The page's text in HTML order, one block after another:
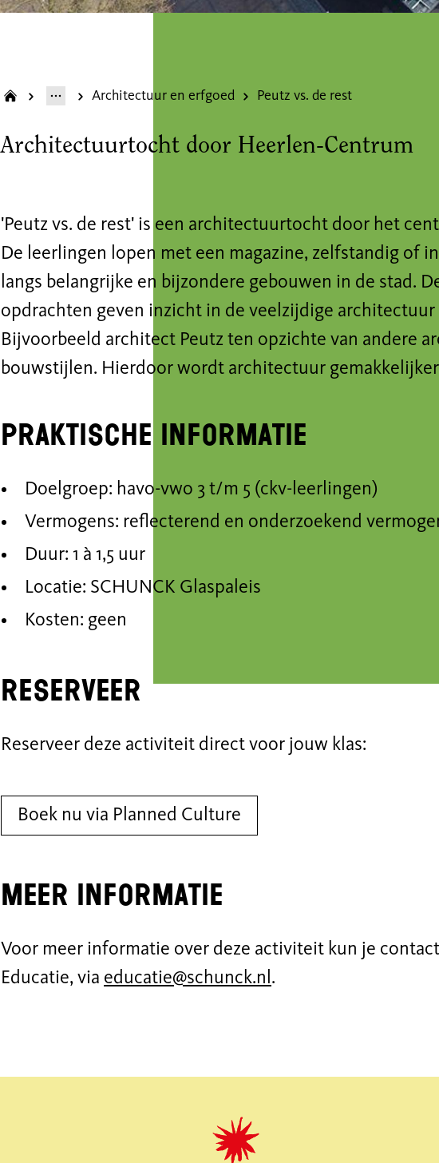
Architectuur en erfgoed Peutz vs. de rest
Architectuurtocht door Heerlen-Centrum
'Peutz vs. de rest' is een architectuurtocht door het
De leerlingen lopen met een magazine, zelfstandig of
langs belangrijke en bijzondere gebouwen in de stad.
opdrachten geven inzicht in de veelzijdige architectuur
Bijvoorbeeld architect Peutz ten opzichte van andere
bouwstijlen. Hierdoor wordt architectuur
Praktische informatie
Doelgroep: havo-vwo 3 t/m 5 (ckv-leerlingen)
Vermogens: reflecterend en onderzoekend
Duur: 1 à 1,5 uur
Locatie: SCHUNCK Glaspaleis
Kosten: geen
Reserveer
Reserveer deze activiteit direct voor jouw klas:
Boek nu via Planned Culture
Meer informatie
Voor meer informatie over deze activiteit kun je
Educatie, via educatie@schunck.nl.